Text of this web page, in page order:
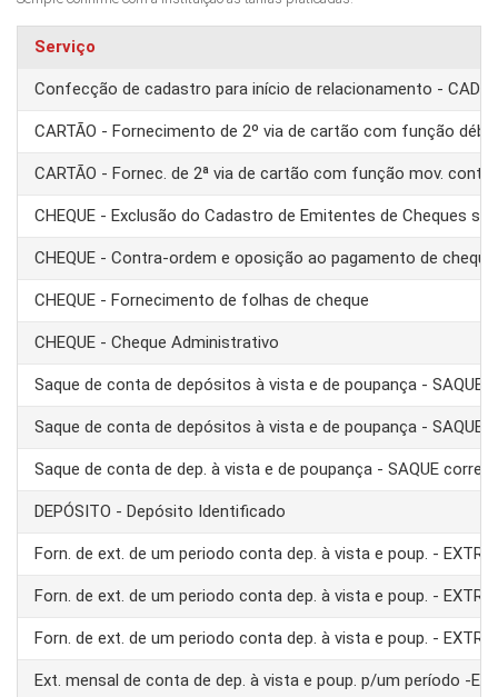
Serviço
Confecção de cadastro para início de relacionamento -
CARTÃO - Fornecimento de 2º via de cartão com função
CARTÃO - Fornec. de 2ª via de cartão com função mov. conta
CHEQUE - Exclusão do Cadastro de Emitentes de Cheques
CHEQUE - Contra-ordem e oposição ao pagamento de cheque
CHEQUE - Fornecimento de folhas de cheque
CHEQUE - Cheque Administrativo
Saque de conta de depósitos à vista e de poupança - SAQUE
Saque de conta de depósitos à vista e de poupança - SAQUE
Saque de conta de dep. à vista e de poupança - SAQUE
DEPÓSITO - Depósito Identificado
Forn. de ext. de um periodo conta dep. à vista e poup. -
Forn. de ext. de um periodo conta dep. à vista e poup. -
Forn. de ext. de um periodo conta dep. à vista e poup. -
Ext. mensal de conta de dep. à vista e poup. p/um período -